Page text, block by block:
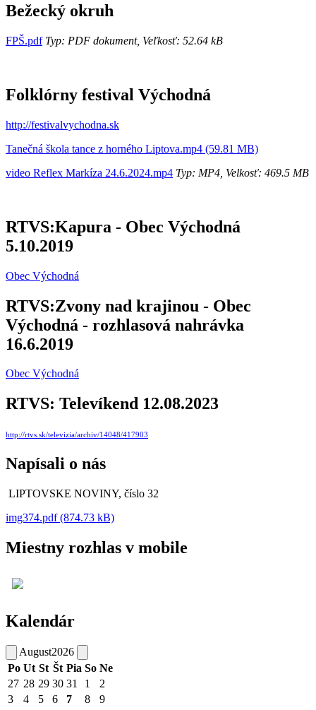
Bežecký okruh
FPŠ.pdfTyp: PDF dokument, Veľkosť: 52.64 kB
Folklórny festival Východná
http://festivalvychodna.sk
Tanečná škola tance z horného Liptova.mp4 (59.81 MB)
video Reflex Markíza 24.6.2024.mp4 Typ: MP4, Velkosť: 469.5 MB
RTVS:Kapura - Obec Východná
5.10.2019
Obec Východná
RTVS:Zvony nad krajinou - Obec
Východná - rozhlasová nahrávka
16.6.2019
Obec Východná
RTVS: Televíkend 12.08.2023
http://rtvs.sk/televizia/archiv/14048/417903
Napísali o nás
LIPTOVSKE NOVINY, číslo 32
img374.pdf (874.73 kB)
Miestny rozhlas v mobile
Kalendár
August2026
Po Ut St Št Pia So Ne
27 28 29 30 31 1
2
3
4 5 6 7 8
9